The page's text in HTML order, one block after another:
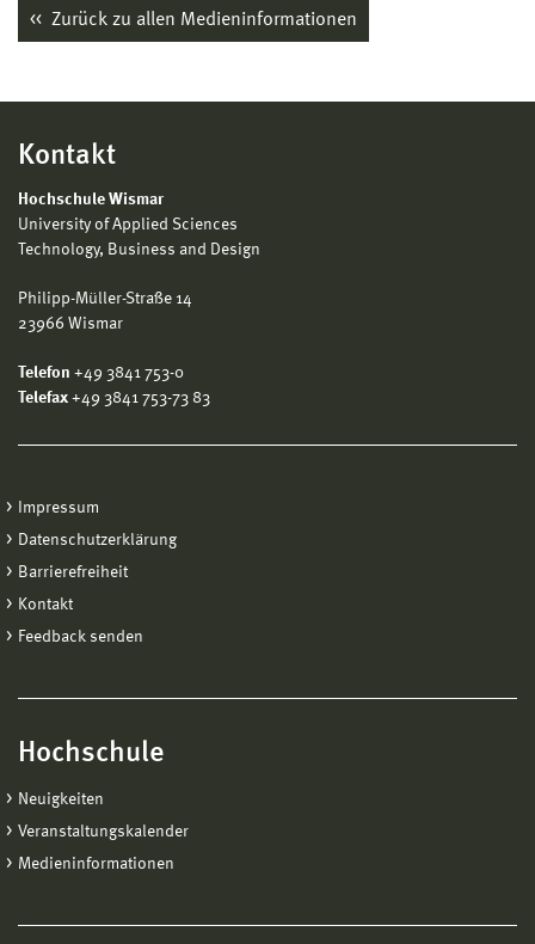
Zurück zu allen Medieninformationen
Kontakt
Hochschule Wismar
University of Applied Sciences
Technology, Business and Design
Philipp-Müller-Straße 14
23966 Wismar
Telefon +49 3841 753-0
Telefax +49 3841 753-73 83
Impressum
Datenschutzerklärung
Barrierefreiheit
Kontakt
Feedback senden
Hochschule
Neuigkeiten
Veranstaltungskalender
Medieninformationen